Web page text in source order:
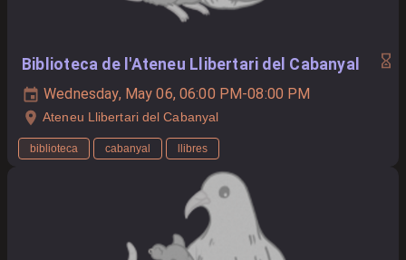
Biblioteca de l'Ateneu Llibertari del Cabanyal
Wednesday, May 06, 06:00 PM-08:00 PM
Ateneu Llibertari del Cabanyal
biblioteca cabanyal llibres